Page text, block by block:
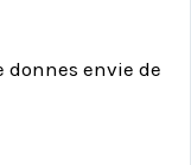
envie de